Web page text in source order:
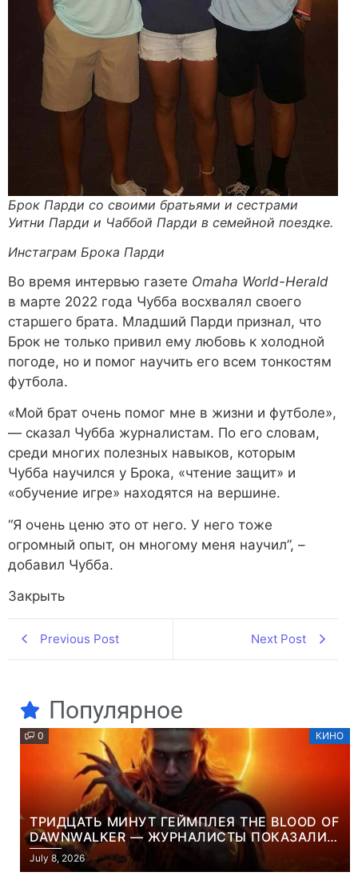
Брок Парди со своими братьями и сестрами
Уитни Парди и Чаббой Парди в семейной поездке.
Инстаграм Брока Парди
Во время интервью газете Omaha World-Herald
в марте 2022 года Чубба восхвалял своего
старшего брата. Младший Парди признал, что
Брок не только привил ему любовь к холодной
погоде, но и помог научить его всем тонкостям
футбола.
«Мой брат очень помог мне в жизни и футболе»,
— сказал Чубба журналистам. По его словам,
среди многих полезных навыков, которым
Чубба научился у Брока, «чтение защит» и
«обучение игре» находятся на вершине.
“Я очень ценю это от него. У него тоже
огромный опыт, он многому меня научил”, –
добавил Чубба.
Закрыть
Previous Post Next Post
Популярное
0 КИНО
ТРИДЦАТЬ МИНУТ ГЕЙМПЛЕЯ THE BLOOD OF
DAWNWALKER — ЖУРНАЛИСТЫ ПОКАЗАЛИ
НАЧАЛО НОВОЙ ИГРЫ ОТ ВЕТЕРАНОВ CD
PROJEKT RED
July 8, 2026